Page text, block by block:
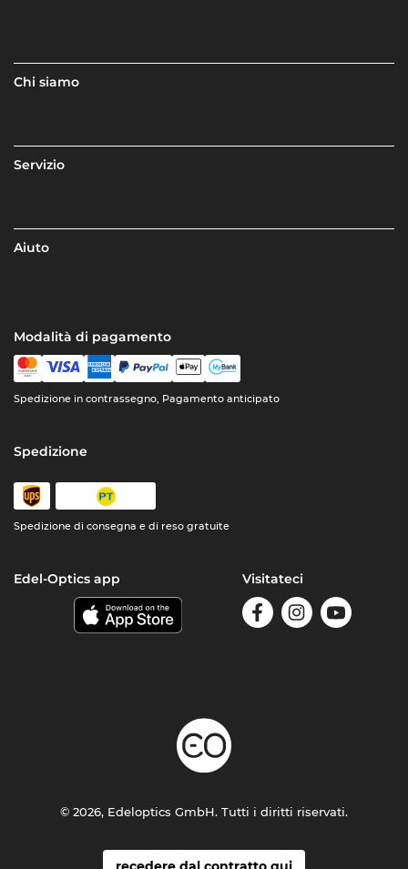
Chi siamo
Servizio
Aiuto
Modalità di pagamento
Spedizione in contrassegno, Pagamento anticipato
Spedizione
Spedizione di consegna e di reso gratuite
Edel-Optics app Visitateci
© 2026, Edeloptics GmbH. Tutti i diritti riservati.